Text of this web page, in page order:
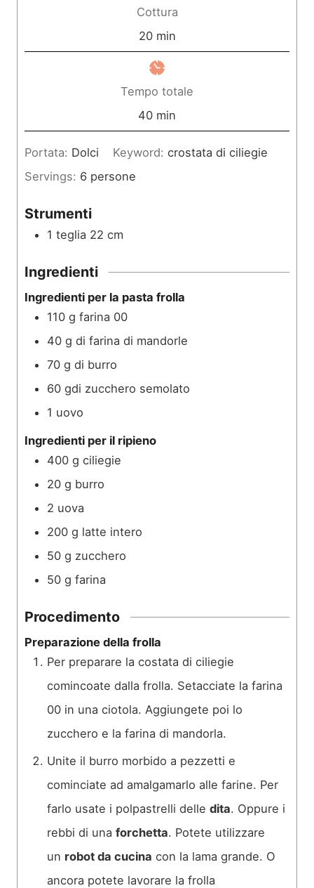
t
i
Cottura
20m
i
t
i
min
Tempo totale
40mmin
Portata: Dolci Keyword: crostata di ciliegie
Servings: 6 persone
Strumenti
1 teglia 22 cm
Ingredienti
Ingredienti per la pasta frolla
110 g farina 00
40 g di farina di mandorle
70 g di burro
60 gdi zucchero semolato
1 uovo
Ingredienti per il ripieno
400 g ciliegie
20 g burro
2 uova
200 g latte intero
50 g zucchero
50 g farina
Procedimento
Preparazione della frolla
Per preparare la costata di ciliegie
comincoate dalla frolla. Setacciate la farina
00 in una ciotola. Aggiungete poi lo
zucchero e la farina di mandorla.
Unite il burro morbido a pezzetti e
cominciate ad amalgamarlo alle farine. Per
farlo usate i polpastrelli delle dita. Oppure i
rebbi di una forchetta. Potete utilizzare
un robot da cucina con la lama grande. O
ancora potete lavorare la frolla